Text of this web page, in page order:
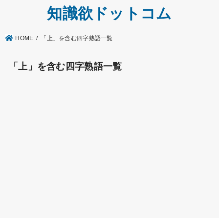
知識欲ドットコム
HOME 「上」を含む四字熟語一覧
「上」を含む四字熟語一覧